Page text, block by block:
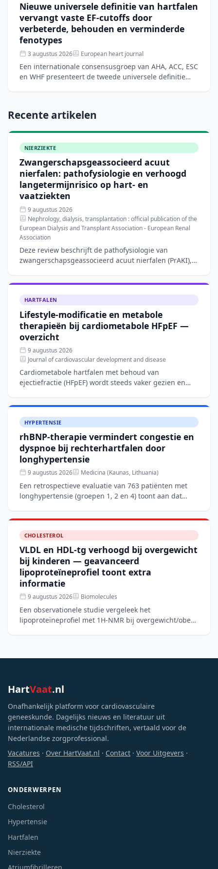
Nieuwe universele definitie van hartfalen
vervangt vaste EF-cutoffs door
verbeterde, behouden en verminderde
fenotypes
3 augustus 2026 European heart journal
Een internationale consensusgroep van AHA, ACC, ESC
en WHF presenteert de tweede universele definitie
Recente artikelen
NIERZIEKTE
Zwangerschapsgeassocieerd acuut
nierfalen: pathofysiologie en verhoogd
langetermijnrisico op hart- en
vaatziekten
9 augustus 2026
Nephrology, dialysis, transplantation : official publication of the
European Dialysis and Transplant Association - European Renal
Association
Deze review beschrijft de pathofysiologie van
zwangerschapsgeassocieerd acuut nierfalen (PrAKI),
10.000 zwanger
HARTFALEN
Lifestyle-modificatie en metabole
therapieën bij cardiometabole HFpEF —
overzicht
9 augustus 2026
Journal of cardiovascular development and disease
Cardiometabole hartfalen met behoud van
ejectiefractie (HFpEF) wordt steeds vaker gezien en
viscerale adipositeit.
HYPERTENSIE
rhBNP-therapie vermindert congestie en
dyspnoe bij rechterhartfalen door
longhypertensie
9 augustus 2026 Medicina (Kaunas, Lithuania)
Een retrospectieve evaluatie van 763 patiënten met
longhypertensie (groepen 1, 2 en 4) toont aan dat
CHOLESTEROL
VLDL en HDL-tg verhoogd bij overgewicht
bij kinderen — geavanceerd
lipoproteïneprofiel toont extra
informatie
9 augustus 2026 Biomolecules
Een observationele studie vergeleek het
lipoproteïneprofiel met 1H-NMR bij overgewicht/obese
HartVaat.nl
Onafhankelijk platform voor cardiovasculaire
geneeskunde. Dagelijks nieuws en literatuur uit
internationale medische tijdschriften, vertaald voor de
Nederlandse zorgprofessional.
Vacatures · Over HartVaat.nl · Contact · Voor Uitgevers ·
RSS/API
ONDERWERPEN
Cholesterol
Hypertensie
Hartfalen
Nierziekte